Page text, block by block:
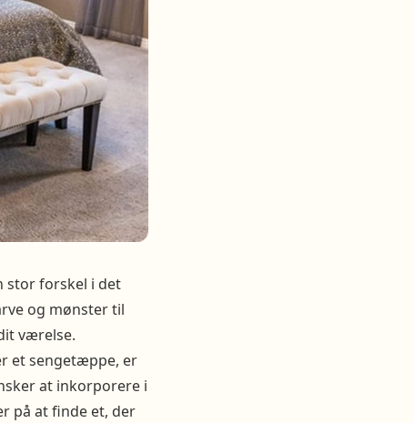
stor forskel i det
og mønster til
værelse.
et sengetæppe, er
at inkorporere i
på at finde et, der